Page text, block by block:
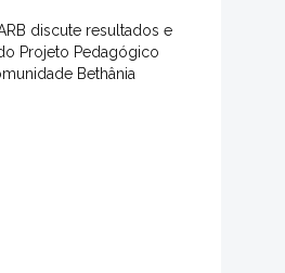
discute resultados e
Projeto Pedagógico
Bethânia